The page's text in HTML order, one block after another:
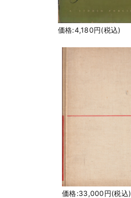
価格:4,180円(税込)
価格:33,000円(税込)